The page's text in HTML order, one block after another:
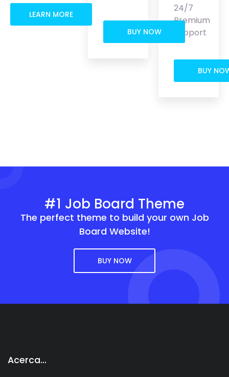
LEARN MORE
BUY NOW
24/7
Premium
Support
BUY
#1 Job Board Theme
The perfect theme to build your own Job
Board Website!
BUY NOW
Acerca…